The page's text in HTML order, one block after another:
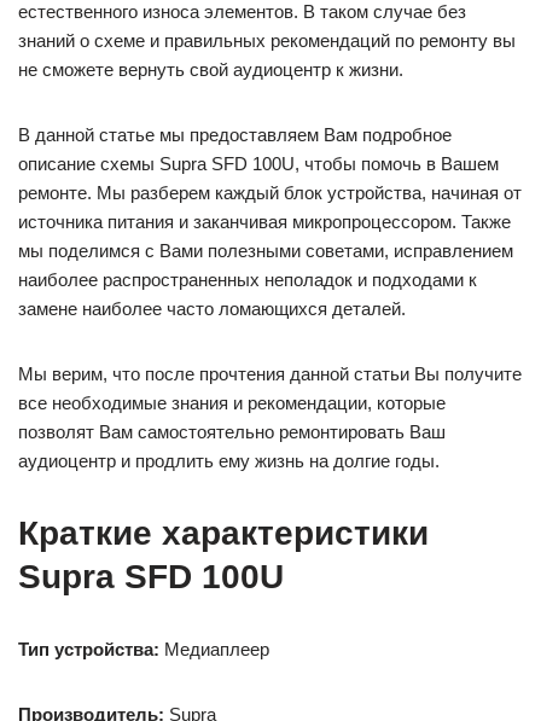
естественного износа элементов. В таком случае без
знаний о схеме и правильных рекомендаций по ремонту вы
не сможете вернуть свой аудиоцентр к жизни.
В данной статье мы предоставляем Вам подробное
описание схемы Supra SFD 100U, чтобы помочь в Вашем
ремонте. Мы разберем каждый блок устройства, начиная от
источника питания и заканчивая микропроцессором. Также
мы поделимся с Вами полезными советами, исправлением
наиболее распространенных неполадок и подходами к
замене наиболее часто ломающихся деталей.
Мы верим, что после прочтения данной статьи Вы получите
все необходимые знания и рекомендации, которые
позволят Вам самостоятельно ремонтировать Ваш
аудиоцентр и продлить ему жизнь на долгие годы.
Краткие характеристики
Supra SFD 100U
Тип устройства: Медиаплеер
Производитель: Supra